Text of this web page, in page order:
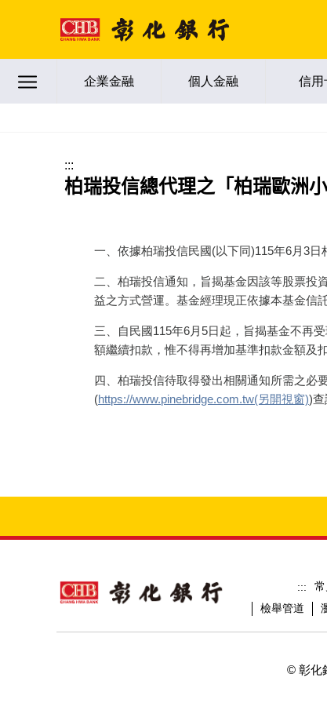
企業金融 個人金融 信用
:::
柏瑞投信總代理之「柏瑞歐洲
一、依據柏瑞投信民國(以下同)115年6月3日
二、柏瑞投信通知，旨揭基金因該等股票投
益之方式營運。基金經理現正依據本基金信
三、自民國115年6月5日起，旨揭基金不再
額繼續扣款，惟不得再增加基準扣款金額及
四、柏瑞投信待取得發出相關通知所需之必
(https://www.pinebridge.com.tw(另開視窗))查
:::
檢舉管道
© 彰化